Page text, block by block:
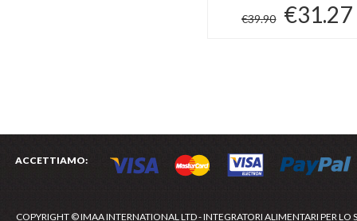
€39.90 €31.27
ACCETTIAMO:
COPYRIGHT © IMAA INTERNATIONAL LTD - INTEGRATORI ALIMENTARI PER LO